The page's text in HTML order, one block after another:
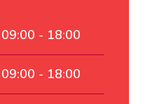
09:00 - 18:00
09:00 - 18:00